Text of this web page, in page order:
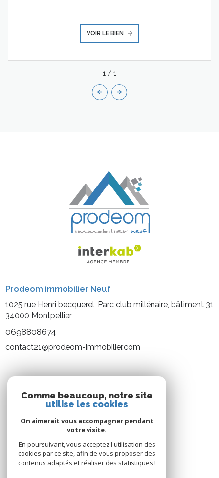
VOIR LE BIEN
1 / 1
Prodeom immobilier Neuf
1025 rue Henri becquerel, Parc club millénaire, bâtiment 31
34000 Montpellier
0698808674
contact21@prodeom-immobilier.com
Nous suivre
Comme beaucoup, notre site
utilise les cookies
On aimerait vous accompagner pendant
votre visite.
En poursuivant, vous acceptez l'utilisation des
cookies par ce site, afin de vous proposer des
contenus adaptés et réaliser des statistiques !